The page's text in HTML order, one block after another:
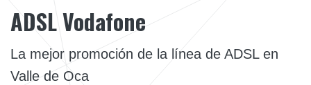
ADSL Vodafone
La mejor promoción de la línea de ADSL en
Valle de Oca